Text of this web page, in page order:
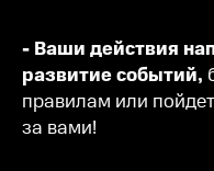
- Ваши действия
развитие событий,
правилам или
за вами!